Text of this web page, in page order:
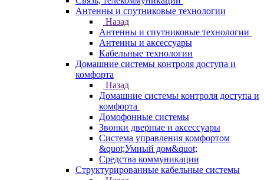
Антенны и спутниковые технологии
Назад
Антенны и спутниковые технологии
Антенны и аксессуары
Кабельные технологии
Домашние системы контроля доступа и
комфорта
Назад
Домашние системы контроля доступа и
комфорта
Домофонные системы
Звонки дверные и аксессуары
Система управления комфортом
&quot;Умный дом&quot;
Средства коммуникации
Структурированные кабельные системы